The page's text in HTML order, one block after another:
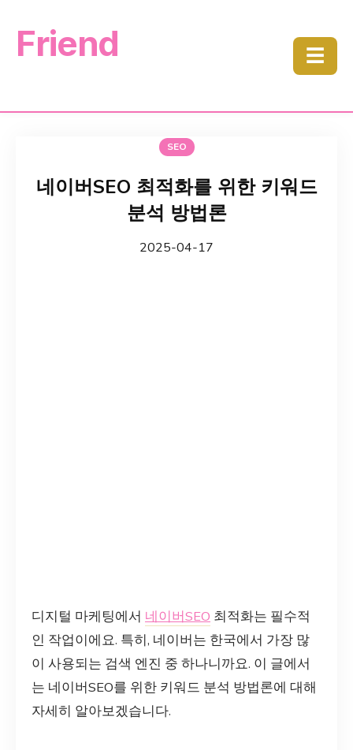
Friend ☰
SEO
네이버SEO 최적화를 위한 키워드
분석 방법론
2025-04-17
디지털 마케팅에서 네이버SEO 최적화는 필수적
인 작업이에요. 특히, 네이버는 한국에서 가장 많
이 사용되는 검색 엔진 중 하나니까요. 이 글에서
는 네이버SEO를 위한 키워드 분석 방법론에 대해
자세히 알아보겠습니다.